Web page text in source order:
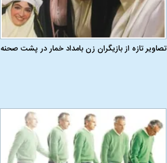
تصاویر تازه از بازیگران زن بامداد خمار در پشت صحنه